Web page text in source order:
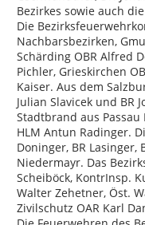
Bezirkes sowie auch
Die
Nachbarsbezirken,
Schärding OBR Alfred
Pichler, Grieskirchen
Kaiser. Aus dem
Julian Slavicek und BR
Stadtbrand aus Passau
HLM Antun Radinger.
Doninger, BR Lasinger,
Niedermayr. Das
Scheiböck, KontrInsp.
Walter Zehetner, Öst.
Zivilschutz OAR Karl